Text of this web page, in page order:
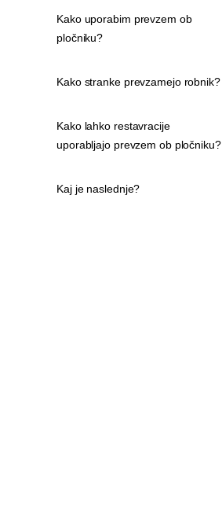
Kako uporabim prevzem ob
pločniku?
Kako stranke prevzamejo robnik?
Kako lahko restavracije
uporabljajo prevzem ob pločniku?
Kaj je naslednje?